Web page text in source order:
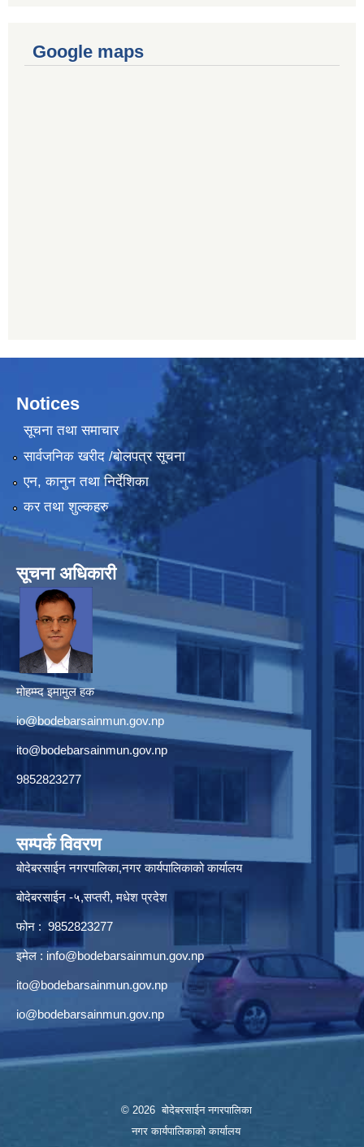
Google maps
Notices
सूचना तथा समाचार
सार्वजनिक खरीद /बोलपत्र सूचना
एन, कानुन तथा निर्देशिका
कर तथा शुल्कहरु
सूचना अधिकारी
मोहम्म्द इमामुल हक
io@bodebarsainmun.gov.np
ito@bodebarsainmun.gov.np
9852823277
सम्पर्क विवरण
बोदेबरसाईन नगरपालिका,नगर कार्यपालिकाको कार्यालय
बोदेबरसाईन -५,सप्तरी, मधेश प्रदेश
फोन : 9852823277
इमेल : info@bodebarsainmun.gov.np
ito@bodebarsainmun.gov.np
io@bodebarsainmun.gov.np
© 2026 बोदेबरसाईन नगरपालिका
नगर कार्यपालिकाको कार्यालय